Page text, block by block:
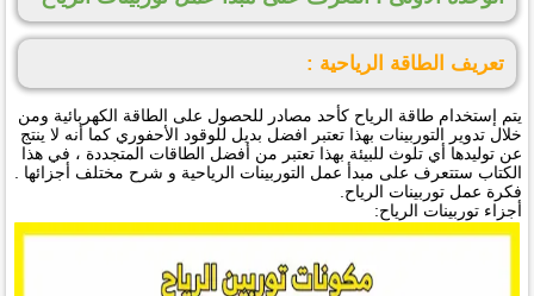
تعريف الطاقة الرياحية :
يتم إستخدام طاقة الرياح كأحد مصادر للحصول على الطاقة الكهربائية ومن
خلال تدوير التوربينات بهذا تعتبر افضل بديل للوقود الأحفوري كما أنه لا ينتج
عن توليدها أي تلوث للبيئة بهذا تعتبر من أفضل الطاقات المتجددة ، في هذا
الكتاب ستتعرف على مبدأ عمل التوربينات الرياحية و شرح مختلف أجزائها .
فكرة عمل توربينات الرياح.
أجزاء توربينات الرياح: